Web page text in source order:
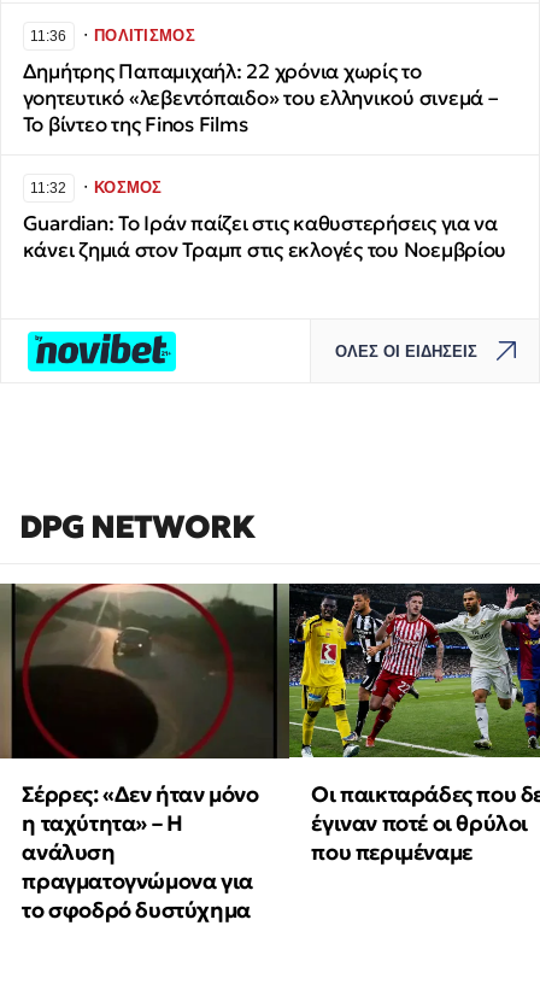
11:36 ∙ΠΟΛΙΤΙΣΜΟΣ
Δημήτρης Παπαμιχαήλ: 22 χρόνια χωρίς το
γοητευτικό «λεβεντόπαιδο» του ελληνικού σινεμά –
Το βίντεο της Finos Films
11:32 ∙ΚΟΣΜΟΣ
Guardian: Το Ιράν παίζει στις καθυστερήσεις για να
κάνει ζημιά στον Τραμπ στις εκλογές του Νοεμβρίου
ΟΛΕΣ ΟΙ ΕΙΔΗΣΕΙΣ
DPG NETWORK
Σέρρες: «Δεν ήταν μόνο
η ταχύτητα» – Η
ανάλυση
πραγματογνώμονα για
το σφοδρό δυστύχημα
Οι παικταράδες που
έγιναν ποτέ οι θρύλοι
που περιμέναμε